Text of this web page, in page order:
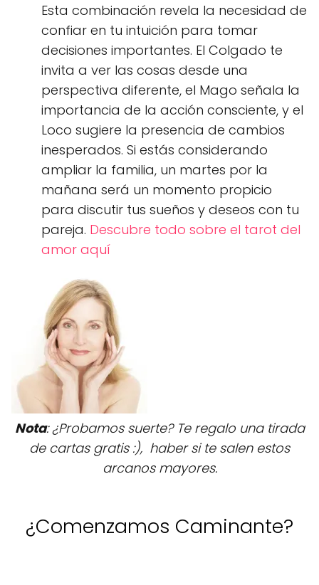
Esta combinación revela la necesidad de
confiar en tu intuición para tomar
decisiones importantes. El Colgado te
invita a ver las cosas desde una
perspectiva diferente, el Mago señala la
importancia de la acción consciente, y el
Loco sugiere la presencia de cambios
inesperados. Si estás considerando
ampliar la familia, un martes por la
mañana será un momento propicio
para discutir tus sueños y deseos con tu
pareja. Descubre todo sobre el tarot del
amor aquí
Nota: ¿Probamos suerte? Te regalo una tirada
de cartas gratis :), haber si te salen estos
arcanos mayores.
¿Comenzamos Caminante?